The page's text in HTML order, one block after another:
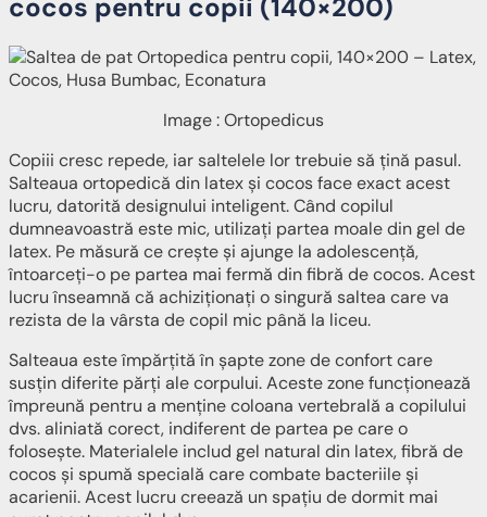
cocos pentru copii (140×200)
Image : Ortopedicus
Copiii cresc repede, iar saltelele lor trebuie să țină pasul.
Salteaua ortopedică din latex și cocos face exact acest
lucru, datorită designului inteligent. Când copilul
dumneavoastră este mic, utilizați partea moale din gel de
latex. Pe măsură ce crește și ajunge la adolescență,
întoarceți-o pe partea mai fermă din fibră de cocos. Acest
lucru înseamnă că achiziționați o singură saltea care va
rezista de la vârsta de copil mic până la liceu.
Salteaua este împărțită în șapte zone de confort care
susțin diferite părți ale corpului. Aceste zone funcționează
împreună pentru a menține coloana vertebrală a copilului
dvs. aliniată corect, indiferent de partea pe care o
folosește. Materialele includ gel natural din latex, fibră de
cocos și spumă specială care combate bacteriile și
acarienii. Acest lucru creează un spațiu de dormit mai